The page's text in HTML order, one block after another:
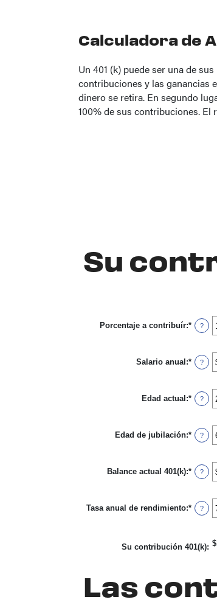
Calculadora de
Un 401 (k) puede ser una de
contribuciones y las ganancias
dinero se retira. En segundo
100% de sus contribuciones.
Su
Porcentaje a contribuír:*
un
entre
0%
?
Salario anual :*
un
entre
$0.00
?
Edad actual :*
un
entre
15
?
Edad de jubilación:*
un
entre
10
?
Balance actual 401(k):*
un
entre
$0.00
?
Tasa anual de rendimiento:*
un
0%
?
Su contribución 401(k):
Las